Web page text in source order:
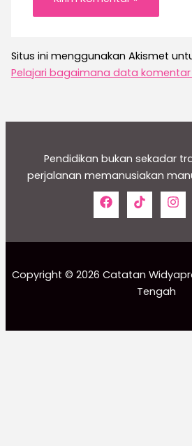
Situs ini menggunakan Akismet
Pelajari bagaimana data
Pendidikan bukan sekadar
perjalanan memanusiakan
Copyright © 2026 Catatan
Tengah